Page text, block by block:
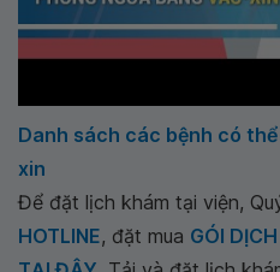
Danh sách các bệnh có
xin
Để đặt lịch khám tại viện,
HOTLINE, đặt mua GÓI